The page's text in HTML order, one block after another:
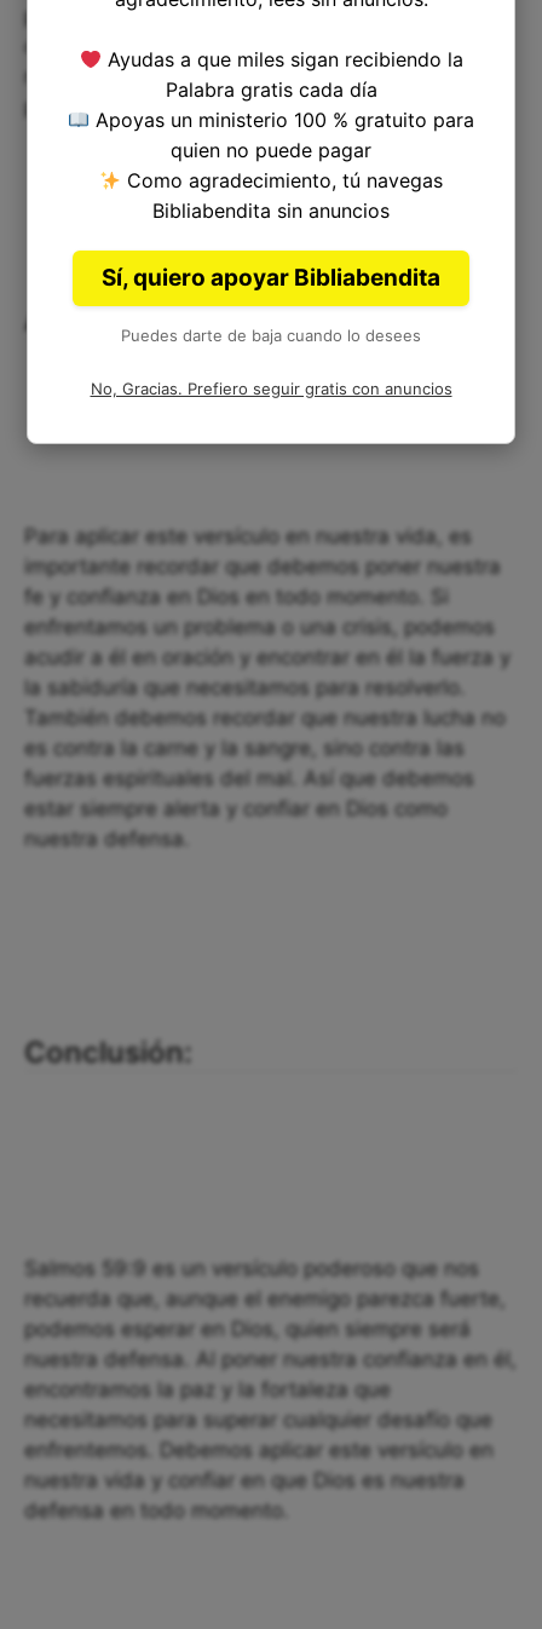
paz y la fortaleza que necesitamos para superar
cualquier desafío. Además, nos recuerda que
nuestro enemigo no tiene poder sobre nosotros,
porque Dios es nuestra defensa.
Aplicación en nuestra vida:
Para aplicar este versículo en nuestra vida, es
importante recordar que debemos poner nuestra
fe y confianza en Dios en todo momento. Si
enfrentamos un problema o una crisis, podemos
acudir a él en oración y encontrar en él la fuerza y
la sabiduría que necesitamos para resolverlo.
También debemos recordar que nuestra lucha no
es contra la carne y la sangre, sino contra las
fuerzas espirituales del mal. Así que debemos
estar siempre alerta y confiar en Dios como
nuestra defensa.
Conclusión:
Salmos 59:9 es un versículo poderoso que nos
recuerda que, aunque el enemigo parezca fuerte,
podemos esperar en Dios, quien siempre será
nuestra defensa. Al poner nuestra confianza en él,
encontramos la paz y la fortaleza que
necesitamos para superar cualquier desafío que
enfrentemos. Debemos aplicar este versículo en
nuestra vida y confiar en que Dios es nuestra
defensa en todo momento.
Ayudas a que miles sigan recibiendo la
Palabra gratis cada día
Apoyas un ministerio 100 % gratuito para
quien no puede pagar
Como agradecimiento, tú navegas
Bibliabendita sin anuncios
Sí, quiero apoyar Bibliabendita
Puedes darte de baja cuando lo desees
No, Gracias. Prefiero seguir gratis con anuncios